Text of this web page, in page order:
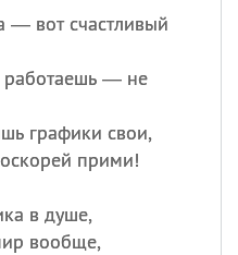
— вот счастливый
работаешь — не
графики свои,
прими!
в душе,
вообще,